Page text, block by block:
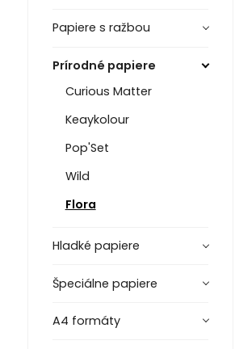
Papiere s ražbou
Prírodné papiere
Curious Matter
Keaykolour
Pop'Set
Wild
Flora
Hladké papiere
Špeciálne papiere
A4 formáty